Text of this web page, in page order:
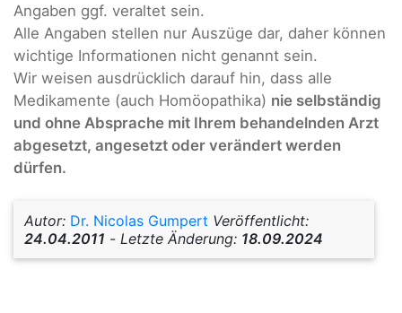
Angaben ggf. veraltet sein.
Alle Angaben stellen nur Auszüge dar, daher können
wichtige Informationen nicht genannt sein.
Wir weisen ausdrücklich darauf hin, dass alle
Medikamente (auch Homöopathika) nie selbständig
und ohne Absprache mit Ihrem behandelnden Arzt
abgesetzt, angesetzt oder verändert werden
dürfen.
Autor: Dr. Nicolas Gumpert Veröffentlicht:
24.04.2011 - Letzte Änderung: 18.09.2024